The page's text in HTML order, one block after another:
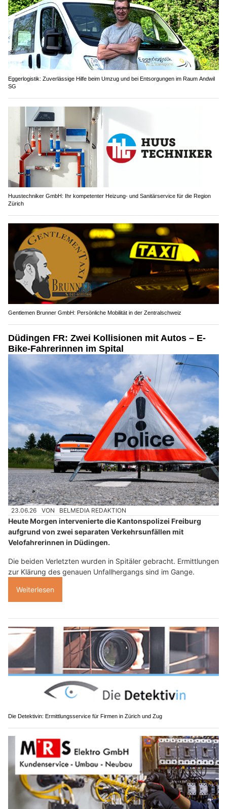
Eggerlogistik: Zuverlässige Hilfe beim Umzug und bei Entsorgungen im Raum Andwil
SG
Huustechniker GmbH: Ihr kompetenter Heizung- und Sanitärservice für die Region
Zürich
Gentlemen Brunner GmbH: Persönliche Mobilität in der Zentralschweiz
Düdingen FR: Zwei Kollisionen mit Autos – E-
Bike-Fahrerinnen im Spital
23.06.26 VON BELMEDIA REDAKTION
Heute Morgen intervenierte die Kantonspolizei Freiburg
aufgrund von zwei separaten Verkehrsunfällen mit
Velofahrerinnen in Düdingen.
Die beiden Verletzten wurden in Spitäler gebracht. Ermittlungen
zur Klärung des genauen Unfallhergangs sind im Gange.
Weiterlesen
Die Detektivin: Ermittlungsservice für Firmen in Zürich und Zug